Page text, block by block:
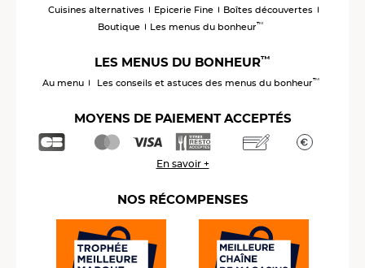
Cuisines alternatives
Epicerie Fine
Boîtes découvertes
Boutique
Les menus du bonheur™
LES MENUS DU BONHEUR™
Au menu Les conseils et astuces des menus du bonheur™
MOYENS DE PAIEMENT ACCEPTÉS
En savoir +
NOS RÉCOMPENSES